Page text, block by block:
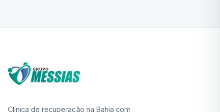
Clínica de recuperação na Bahia com